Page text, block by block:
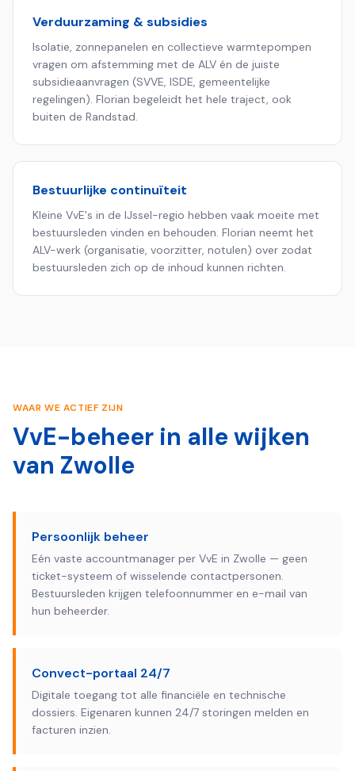
Verduurzaming & subsidies
Isolatie, zonnepanelen en collectieve warmtepompen
vragen om afstemming met de ALV én de juiste
subsidieaanvragen (SVVE, ISDE, gemeentelijke
regelingen). Florian begeleidt het hele traject, ook
buiten de Randstad.
Bestuurlijke continuïteit
Kleine VvE's in de IJssel-regio hebben vaak moeite met
bestuursleden vinden en behouden. Florian neemt het
ALV-werk (organisatie, voorzitter, notulen) over zodat
bestuursleden zich op de inhoud kunnen richten.
WAAR WE ACTIEF ZIJN
VvE-beheer in alle wijken
van Zwolle
Persoonlijk beheer
Eén vaste accountmanager per VvE in Zwolle — geen
ticket-systeem of wisselende contactpersonen.
Bestuursleden krijgen telefoonnummer en e-mail van
hun beheerder.
Convect-portaal 24/7
Digitale toegang tot alle financiële en technische
dossiers. Eigenaren kunnen 24/7 storingen melden en
facturen inzien.